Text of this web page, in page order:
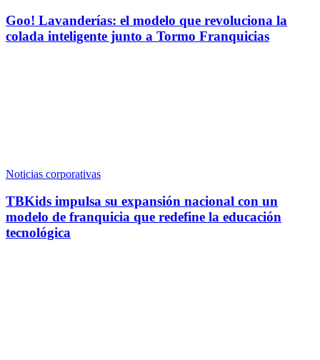
Goo! Lavanderías: el modelo que revoluciona la
colada inteligente junto a Tormo Franquicias
Noticias corporativas
TBKids impulsa su expansión nacional con un
modelo de franquicia que redefine la educación
tecnológica